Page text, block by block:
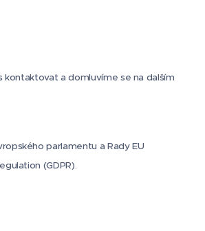
kontaktovat a domluvíme se na dalším
parlamentu a Rady EU
(GDPR).